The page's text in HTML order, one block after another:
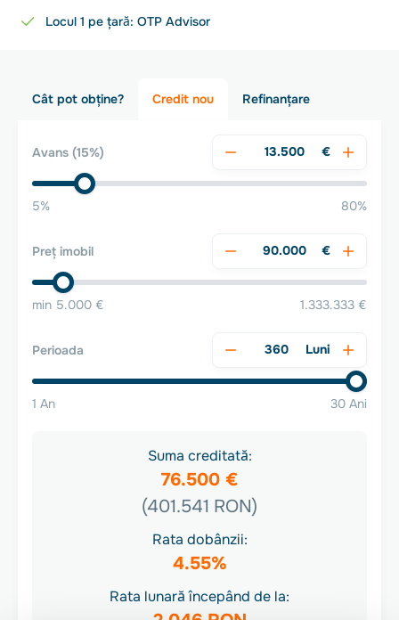
Locul 1 pe țară: OTP Advisor
Cât pot obține? Credit nou Refinanțare
Avans (15%) €
5% 80%
Preț imobil €
min 5.000 € 1.333.333 €
Perioada Luni
1 An 30 Ani
Suma creditată:
76.500 €
(401.541 RON)
Rata dobânzii:
4.55%
Rata lunară începând de la: